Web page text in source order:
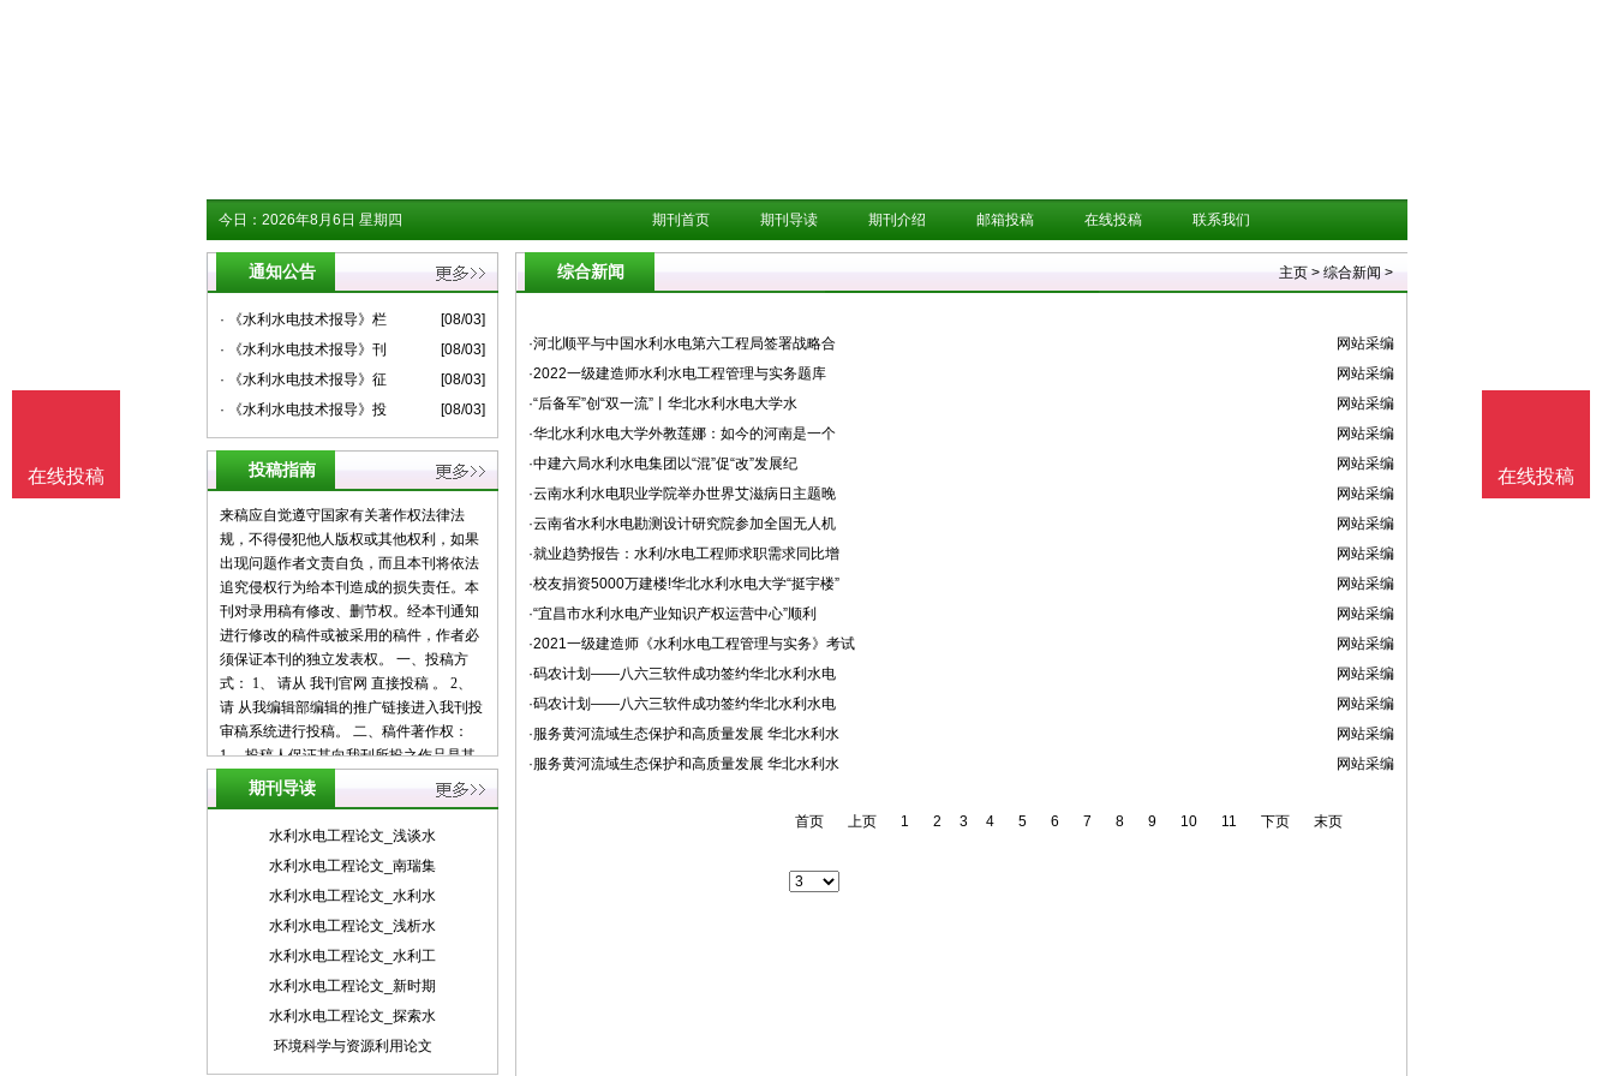
今日： 2026年8月6日 星期四 期刊首页 期刊导读 期刊介绍 邮箱投稿 在线投稿 联系我们
通知公告
· 《水利水电技术报导》栏
[08/03]
· 《水利水电技术报导》刊
[08/03]
· 《水利水电技术报导》征
[08/03]
· 《水利水电技术报导》投
[08/03]
投稿指南
来稿应自觉遵守国家有关著作权法律法
规，不得侵犯他人版权或其他权利，如果
出现问题作者文责自负，而且本刊将依法
追究侵权行为给本刊造成的损失责任。本
刊对录用稿有修改、删节权。经本刊通知
进行修改的稿件或被采用的稿件，作者必
须保证本刊的独立发表权。 一、投稿方
式： 1、 请从 我刊官网 直接投稿 。 2、
请 从我编辑部编辑的推广链接进入我刊投
审稿系统进行投稿。 二、稿件著作权：
1、 投稿人保证其向我刊所投之作品是其
本人或与他人合作创作之成果，或对所投
作品拥有合法的著作权，无第三人对其作
品提出可成立之权利主张。 2、 投稿人保
发表。 3、 投稿人保证其作品不含有违反
宪法、法律及损害社会公共利益之内容。
4、 投稿人向我刊所投之作品不得同时向
第三方投送，即不允许一稿多投。 5、 投
包括但不限于：通过网络向公众传播、复
制、摘编、表演、播放、展览、发行、摄
制电影、电视、录像制品、录制录音制
期刊导读
水利水电工程论文_浅谈水
水利水电工程论文_南瑞集
水利水电工程论文_水利水
水利水电工程论文_浅析水
水利水电工程论文_水利工
水利水电工程论文_新时期
水利水电工程论文_探索水
环境科学与资源利用论文
综合新闻 主页 > 综合新闻 >
·河北顺平与中国水利水电第六工程局签署战略合
网站采编
·2022一级建造师水利水电工程管理与实务题库
网站采编
·“后备军”创“双一流”丨华北水利水电大学水
网站采编
·华北水利水电大学外教莲娜：如今的河南是一个
网站采编
·中建六局水利水电集团以“混”促“改”发展纪
网站采编
·云南水利水电职业学院举办世界艾滋病日主题晚
网站采编
·云南省水利水电勘测设计研究院参加全国无人机
网站采编
·就业趋势报告：水利/水电工程师求职需求同比增
网站采编
·校友捐资5000万建楼!华北水利水电大学“挺宇楼”
网站采编
·“宜昌市水利水电产业知识产权运营中心”顺利
网站采编
·2021一级建造师《水利水电工程管理与实务》考试
网站采编
·码农计划——八六三软件成功签约华北水利水电
网站采编
·码农计划——八六三软件成功签约华北水利水电
网站采编
·服务黄河流域生态保护和高质量发展 华北水利水
网站采编
·服务黄河流域生态保护和高质量发展 华北水利水
网站采编
首页 上页 1 2 3 4 5 6 7 8 9 10 11 下页 末页
在线投稿
在线投稿